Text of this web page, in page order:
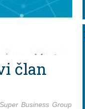
član
Business Group